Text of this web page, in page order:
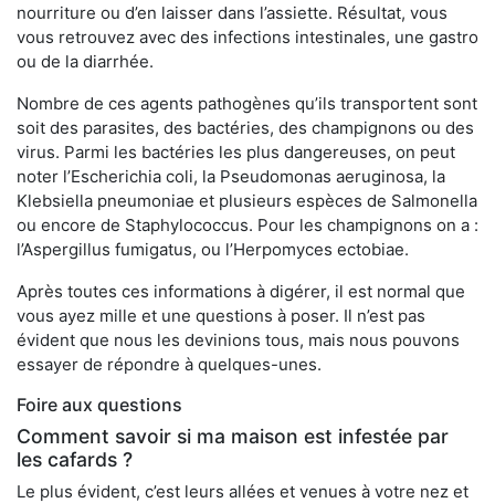
nourriture ou d’en laisser dans l’assiette. Résultat, vous
vous retrouvez avec des infections intestinales, une gastro
ou de la diarrhée.
Nombre de ces agents pathogènes qu’ils transportent sont
soit des parasites, des bactéries, des champignons ou des
virus. Parmi les bactéries les plus dangereuses, on peut
noter l’Escherichia coli, la Pseudomonas aeruginosa, la
Klebsiella pneumoniae et plusieurs espèces de Salmonella
ou encore de Staphylococcus. Pour les champignons on a :
l’Aspergillus fumigatus, ou l’Herpomyces ectobiae.
Après toutes ces informations à digérer, il est normal que
vous ayez mille et une questions à poser. Il n’est pas
évident que nous les devinions tous, mais nous pouvons
essayer de répondre à quelques-unes.
Foire aux questions
Comment savoir si ma maison est infestée par
les cafards ?
Le plus évident, c’est leurs allées et venues à votre nez et